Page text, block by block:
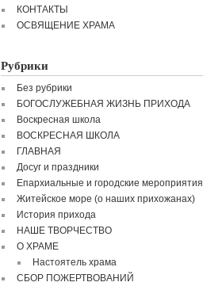
КОНТАКТЫ
ОСВЯЩЕНИЕ ХРАМА
Рубрики
Без рубрики
БОГОСЛУЖЕБНАЯ ЖИЗНЬ ПРИХОДА
Воскресная школа
ВОСКРЕСНАЯ ШКОЛА
ГЛАВНАЯ
Досуг и праздники
Епархиальные и городские мероприятия
Житейское море (о наших прихожанах)
История прихода
НАШЕ ТВОРЧЕСТВО
О ХРАМЕ
Настоятель храма
СБОР ПОЖЕРТВОВАНИЙ